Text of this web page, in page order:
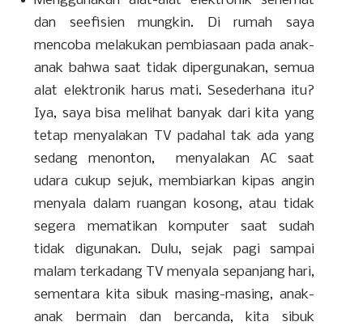
dan seefisien mungkin. Di rumah saya
mencoba melakukan pembiasaan pada anak-
anak bahwa saat tidak dipergunakan, semua
alat elektronik harus mati. Sesederhana itu?
Iya, saya bisa melihat banyak dari kita yang
tetap menyalakan TV padahal tak ada yang
sedang menonton, menyalakan AC saat
udara cukup sejuk, membiarkan kipas angin
menyala dalam ruangan kosong, atau tidak
segera mematikan komputer saat sudah
tidak digunakan. Dulu, sejak pagi sampai
malam terkadang TV menyala sepanjang hari,
sementara kita sibuk masing-masing, anak-
anak bermain dan bercanda, kita sibuk